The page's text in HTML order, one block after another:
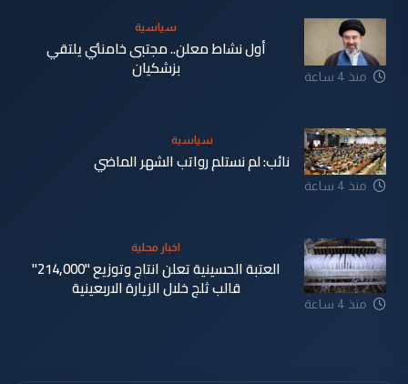
منذ 4 ساعة
سياسية
أول نشاط معلن.. مجتبى خامنئي يلتقي
بزشكيان
منذ 4 ساعة
سياسية
نائب: لم نستلم رواتب الشهر الماضي
منذ 4 ساعة
اخبار محلية
العتبة الحسينية تعلن انتاج وتوزيع "214,000"
قالب ثلج خلال الزيارة الاربعينية